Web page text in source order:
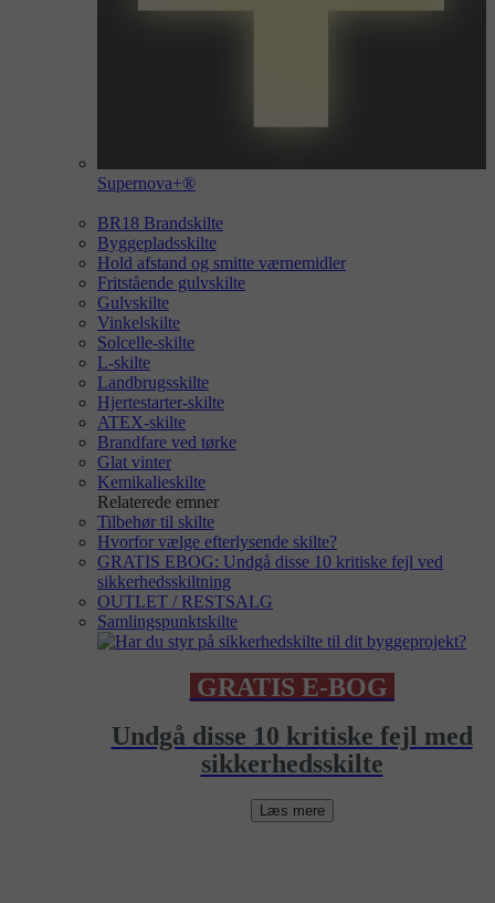
Supernova+®
BR18 Brandskilte
Byggepladsskilte
Hold afstand og smitte værnemidler
Fritstående gulvskilte
Gulvskilte
Vinkelskilte
Solcelle-skilte
L-skilte
Landbrugsskilte
Hjertestarter-skilte
ATEX-skilte
Brandfare ved tørke
Glat vinter
Kemikalieskilte
Relaterede emner
Tilbehør til skilte
Hvorfor vælge efterlysende skilte?
GRATIS EBOG: Undgå disse 10 kritiske fejl ved
sikkerhedsskiltning
OUTLET / RESTSALG
Samlingspunktskilte
GRATIS E-BOG
Undgå disse 10 kritiske fejl med
sikkerhedsskilte
Læs mere